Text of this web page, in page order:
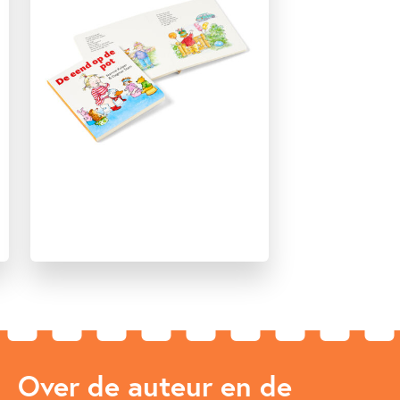
Over de auteur en de